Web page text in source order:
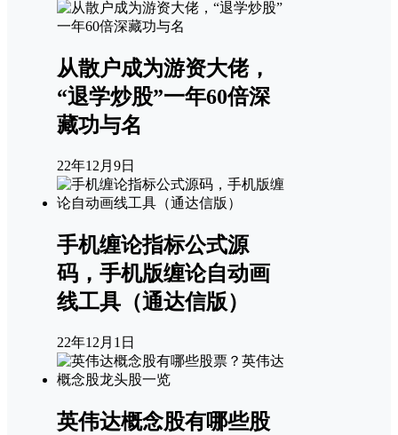
从散户成为游资大佬，
“退学炒股”一年60倍深
藏功与名
22年12月9日
手机缠论指标公式源
码，手机版缠论自动画
线工具（通达信版）
22年12月1日
英伟达概念股有哪些股